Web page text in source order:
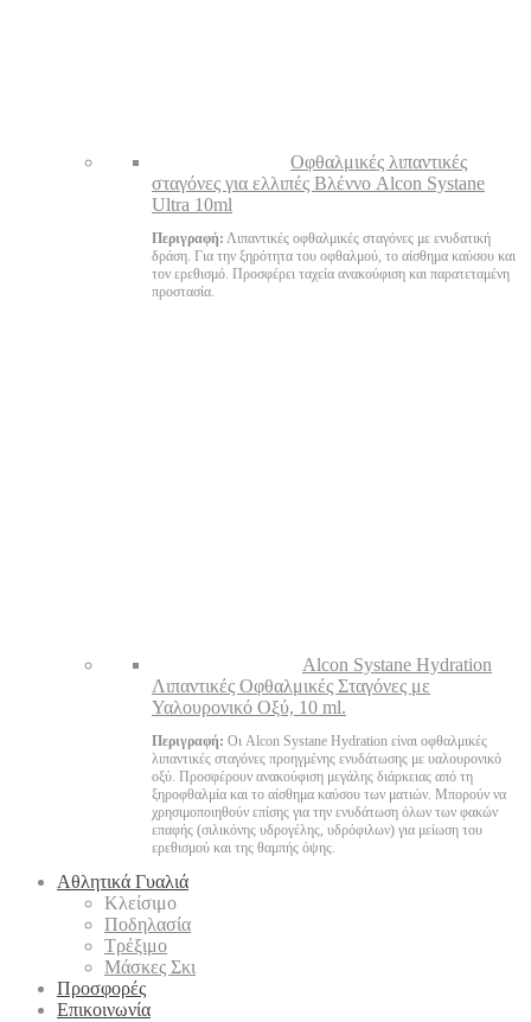
Oφθαλμικές λιπαντικές
σταγόνες για ελλιπές Βλέννο Alcon Systane
Ultra 10ml
Περιγραφή: Λιπαντικές οφθαλμικές σταγόνες με ενυδατική
δράση. Για την ξηρότητα του οφθαλμού, το αίσθημα καύσου και
τον ερεθισμό. Προσφέρει ταχεία ανακούφιση και παρατεταμένη
προστασία.
Alcon Systane Hydration
Λιπαντικές Οφθαλμικές Σταγόνες με
Υαλουρονικό Οξύ, 10 ml.
Περιγραφή: Οι Alcon Systane Hydration είναι οφθαλμικές
λιπαντικές σταγόνες προηγμένης ενυδάτωσης με υαλουρονικό
οξύ. Προσφέρουν ανακούφιση μεγάλης διάρκειας από τη
ξηροφθαλμία και το αίσθημα καύσου των ματιών. Μπορούν να
χρησιμοποιηθούν επίσης για την ενυδάτωση όλων των φακών
επαφής (σιλικόνης υδρογέλης, υδρόφιλων) για μείωση του
ερεθισμού και της θαμπής όψης.
Αθλητικά Γυαλιά
Κλείσιμο
Ποδηλασία
Τρέξιμο
Μάσκες Σκι
Προσφορές
Επικοινωνία